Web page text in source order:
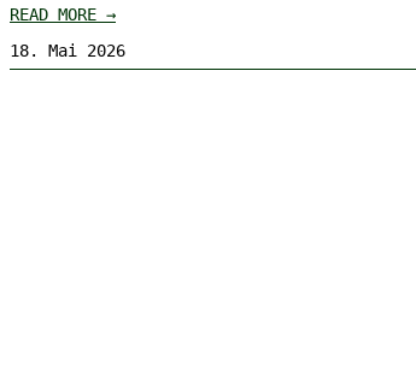
READ MORE →
18. Mai 2026